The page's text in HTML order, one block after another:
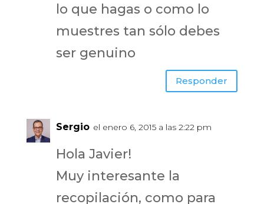
lo que hagas o como lo
muestres tan sólo debes
ser genuino
Responder
Sergio el enero 6, 2015 a las 2:22 pm
Hola Javier!
Muy interesante la
recopilación, como para